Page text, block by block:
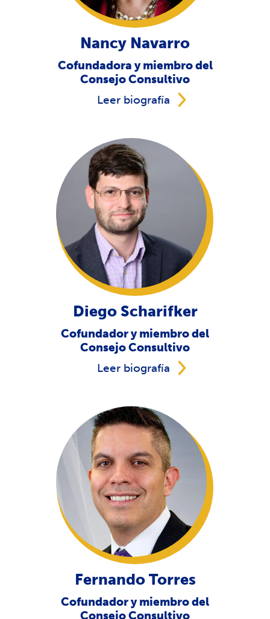
Nancy Navarro
Cofundadora y miembro del
Consejo Consultivo
Leer biografía
Diego Scharifker
Cofundador y miembro del
Consejo Consultivo
Leer biografía
Fernando Torres
Cofundador y miembro del
Consejo Consultivo